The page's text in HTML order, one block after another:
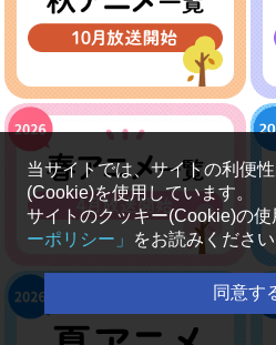
当サイトでは、サイトの利便
(Cookie)を使用しています。
サイトのクッキー(Cookie)の使
ーポリシー」
をお読みくださ
同意す